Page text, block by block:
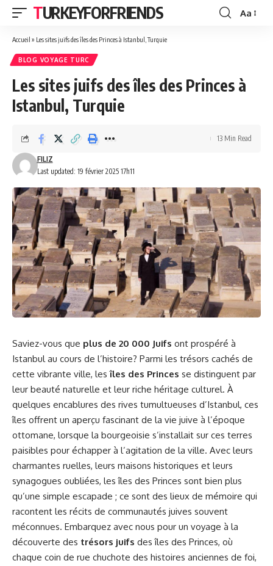
TURKEYFORFRIENDS
Font
Aa
Accueil » Les sites juifs des îles des Princes à Istanbul, Turquie
BLOG VOYAGE TURC
Les sites juifs des îles des Princes à
Istanbul, Turquie
Last updated: 19 février 2025 17h11
FILIZ
13 Min Read
Saviez-vous que plus de 20 000 Juifs ont prospéré à
Istanbul au cours de l’histoire? Parmi les trésors cachés de
cette vibrante ville, lesîles des Princes se distinguent par
leur beauté naturelle et leur riche héritage culturel. À
quelques encablures des rives tumultueuses d’Istanbul, ces
îles offrent un aperçu fascinant de la vie juive à l’époque
ottomane, lorsque la bourgeoisie s’installait sur ces terres
paisibles pour échapper à l’agitation de la ville. Avec leurs
charmantes ruelles, leurs maisons historiques et leurs
synagogues oubliées, les îles des Princes sont bien plus
qu’une simple escapade ; ce sont des lieux de mémoire qui
racontent les récits de communautés juives souvent
méconnues. Embarquez avec nous pour un voyage à la
découverte des trésors juifs des îles des Princes, où
chaque coin de rue chuchote des histoires anciennes de foi,